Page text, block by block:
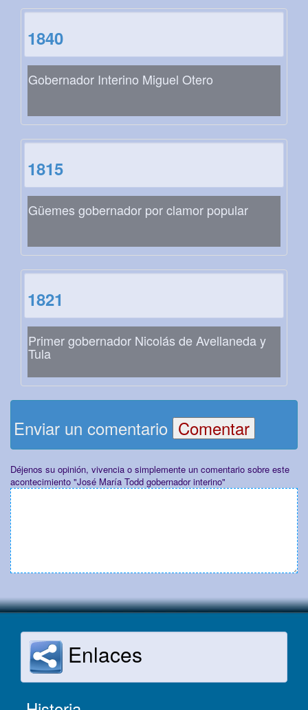
1840
Gobernador Interino Miguel Otero
1815
Güemes gobernador por clamor popular
1821
Primer gobernador Nicolás de Avellaneda y
Tula
Enviar un comentario
Déjenos su opinión, vivencia o simplemente un comentario sobre este
acontecimiento "José María Todd gobernador interino"
Enlaces